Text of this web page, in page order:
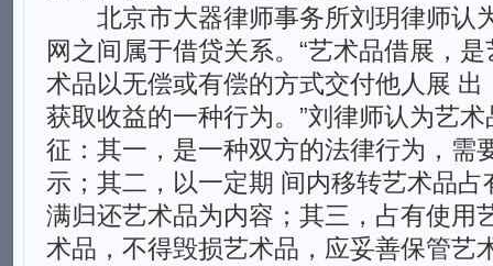
北京市大器律师事务所刘玥律师认
网之间属于借贷关系。“艺术品借展，
术品以无偿或有偿的方式交付他人展
获取收益的一种行为。”刘律师认为艺
征：其一，是一种双方的法律行为，需
示；其二，以一定期 间内移转艺术品
满归还艺术品为内容；其三，占有使用
术品，不得毁损艺术品，应妥善保管艺